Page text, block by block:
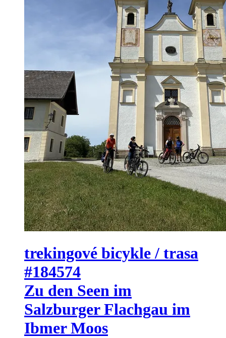
trekingové bicykle / trasa
#184574
Zu den Seen im
Salzburger Flachgau im
Ibmer Moos